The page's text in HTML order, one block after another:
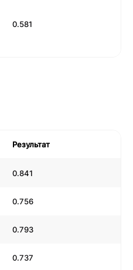
0.581
Результат
0.841
0.756
0.793
0.737